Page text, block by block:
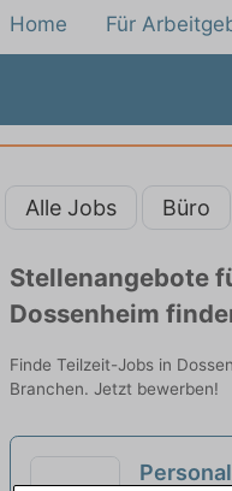
Home Für
Alle Jobs Büro
Stellenangebote
Dossenheim
Finde Teilzeit-Jobs in
Branchen. Jetzt bewerben!